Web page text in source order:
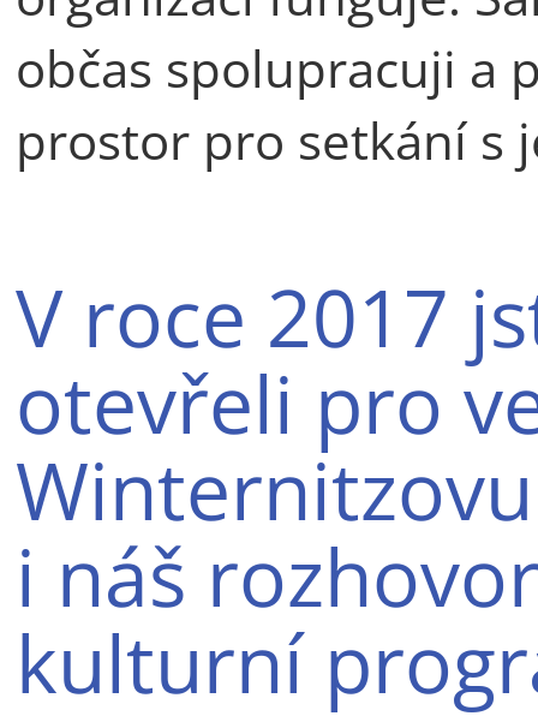
občas spolupracuji a
prostor pro setkání s
V roce 2017
otevřeli pro
i náš
kulturní